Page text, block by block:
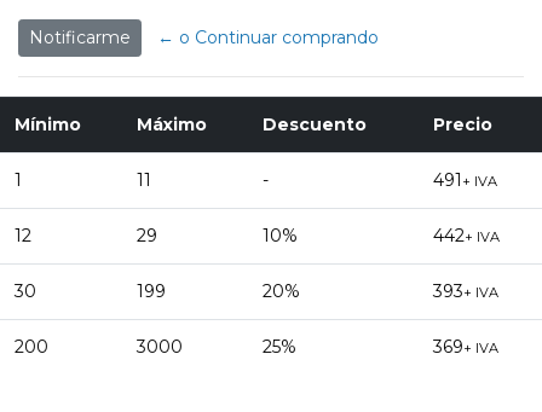
Notificarme ← o Continuar comprando
Mínimo Máximo Descuento Precio
1 11 - 491 + IVA
12 29 10% 442+ IVA
30 199 20% 393+ IVA
200 3000 25% 369+ IVA